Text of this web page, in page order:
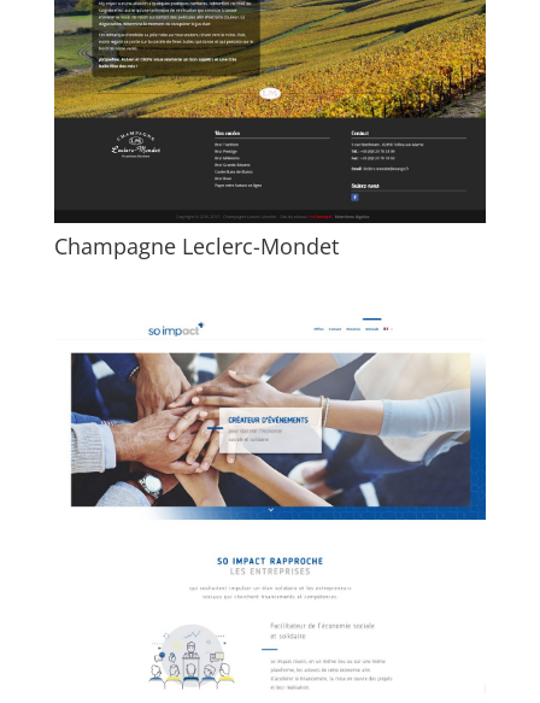
Champagne Leclerc-Mondet